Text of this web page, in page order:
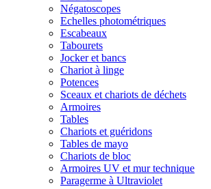
Négatoscopes
Echelles photométriques
Escabeaux
Tabourets
Jocker et bancs
Chariot à linge
Potences
Sceaux et chariots de déchets
Armoires
Tables
Chariots et guéridons
Tables de mayo
Chariots de bloc
Armoires UV et mur technique
Paragerme à Ultraviolet